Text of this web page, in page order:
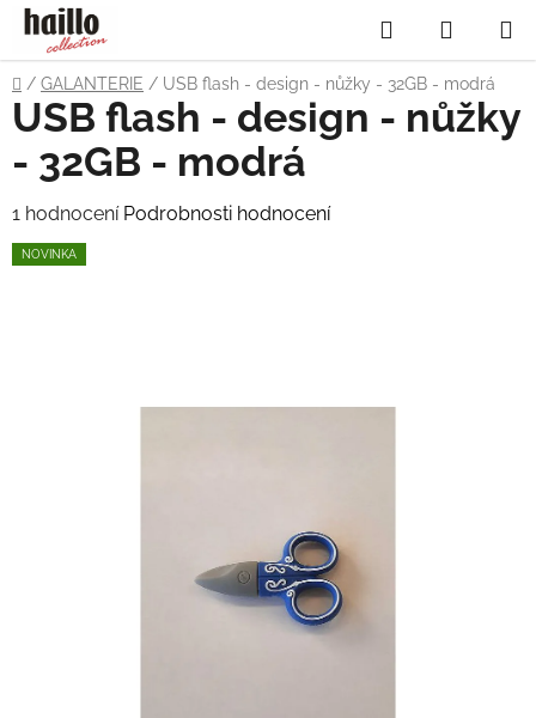
Přejít
obsah
Hledat
KOŠÍK
Domů
/ GALANTERIE / USB flash - design - nůžky - 32GB - modrá
USB flash - design - nůžky
- 32GB - modrá
Průměrné
hodnocení
1 hodnocení Podrobnosti hodnocení
NOVINKA